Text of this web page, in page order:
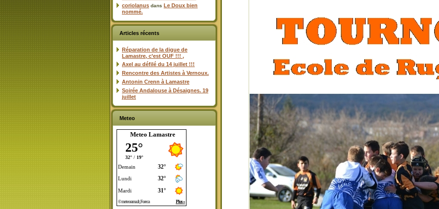
coriolanus dans Le Doux bien
nommé.
Articles récents
Réparation de la digue de
Lamastre, c’est OUF !!! ,
Axel au défilé du 14 juillet !!!
Rencontre des Artistes à Vernoux.
Antonin Crenn à Lamastre
Soirée Andalouse à Désaignes. 19
juillet
Meteo
Meteo Lamastre